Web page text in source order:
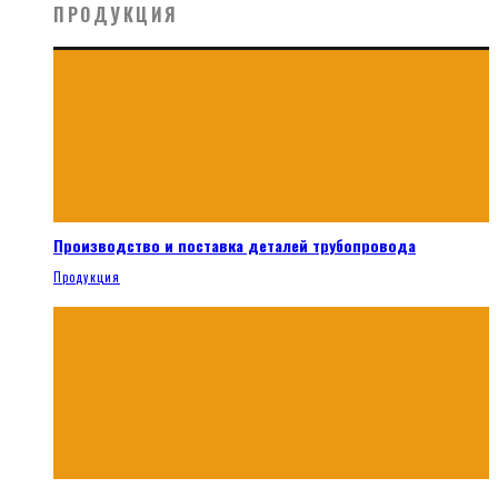
ПРОДУКЦИЯ
Производство и поставка деталей трубопровода
Продукция